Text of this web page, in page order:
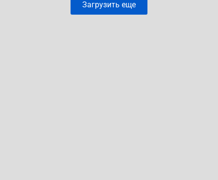
Загрузить еще